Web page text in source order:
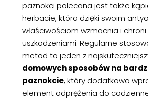
paznokci polecana jest także
herbacie, która dzięki swoim
właściwościom wzmacnia i chroni
uszkodzeniami. Regularne
metod to jeden z
domowych sposobów na
paznokcie, który dodatkowo
element odprężenia do